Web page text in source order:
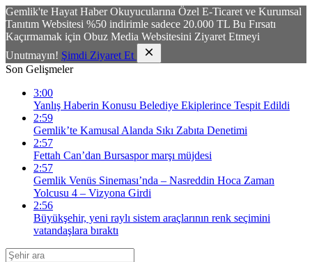
Gemlik'te Hayat Haber Okuyucularına Özel E-Ticaret ve Kurumsal
Tanıtım Websitesi %50 indirimle sadece 20.000 TL Bu Fırsatı
Kaçırmamak için Obuz Media Websitesini Ziyaret Etmeyi
Unutmayın! Şimdi Ziyaret Et
Son Gelişmeler
3:00
Yanlış Haberin Konusu Belediye Ekiplerince Tespit Edildi
2:59
Gemlik’te Kamusal Alanda Sıkı Zabıta Denetimi
2:57
Fettah Can’dan Bursaspor marşı müjdesi
2:57
Gemlik Venüs Sineması’nda – Nasreddin Hoca Zaman
Yolcusu 4 – Vizyona Girdi
2:56
Büyükşehir, yeni raylı sistem araçlarının renk seçimini
vatandaşlara bıraktı